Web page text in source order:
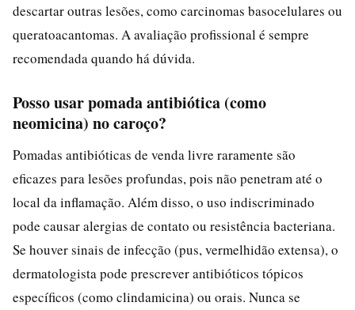
descartar outras lesões, como carcinomas basocelulares ou
queratoacantomas. A avaliação profissional é sempre
recomendada quando há dúvida.
Posso usar pomada antibiótica (como
neomicina) no caroço?
Pomadas antibióticas de venda livre raramente são
eficazes para lesões profundas, pois não penetram até o
local da inflamação. Além disso, o uso indiscriminado
pode causar alergias de contato ou resistência bacteriana.
Se houver sinais de infecção (pus, vermelhidão extensa), o
dermatologista pode prescrever antibióticos tópicos
específicos (como clindamicina) ou orais. Nunca se